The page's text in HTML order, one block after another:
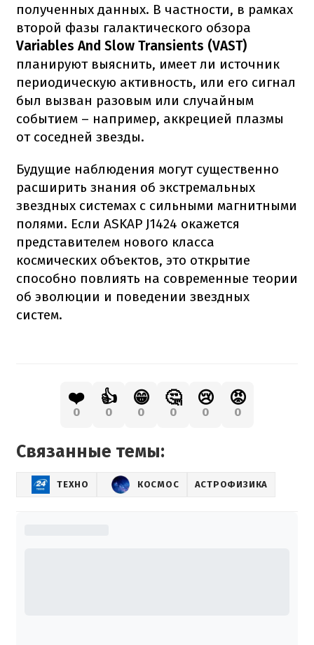
полученных данных. В частности, в рамках
второй фазы галактического обзора
Variables And Slow Transients (VAST)
планируют выяснить, имеет ли источник
периодическую активность, или его сигнал
был вызван разовым или случайным
событием – например, аккрецией плазмы
от соседней звезды.
Будущие наблюдения могут существенно
расширить знания об экстремальных
звездных системах с сильными магнитными
полями. Если ASKAP J1424 окажется
представителем нового класса
космических объектов, это открытие
способно повлиять на современные теории
об эволюции и поведении звездных
систем.
❤️
0
👍
0
😁
0
🤔
0
😢
0
😡
0
Связанные темы:
ТЕХНО КОСМОС АСТРОФИЗИКА